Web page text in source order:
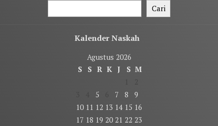
Cari
Kalender Naskah
Agustus 2026
S
S R K J S M
5 7 8
9
10 11 12 13 14 15 16
17 18 19 20 21 22 23